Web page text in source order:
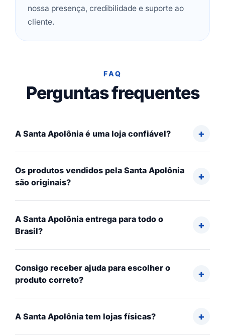
nossa presença, credibilidade e suporte ao
cliente.
FAQ
Perguntas frequentes
A Santa Apolônia é uma loja confiável?
Os produtos vendidos pela Santa Apolônia
são originais?
A Santa Apolônia entrega para todo o
Brasil?
Consigo receber ajuda para escolher o
produto correto?
A Santa Apolônia tem lojas físicas?